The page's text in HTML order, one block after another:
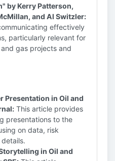
by Kerry Patterson,
and Al Switzler:
effectively
particularly relevant for
gas projects and
Presentation in Oil and
This article provides
presentations to the
on data, risk
in Oil and